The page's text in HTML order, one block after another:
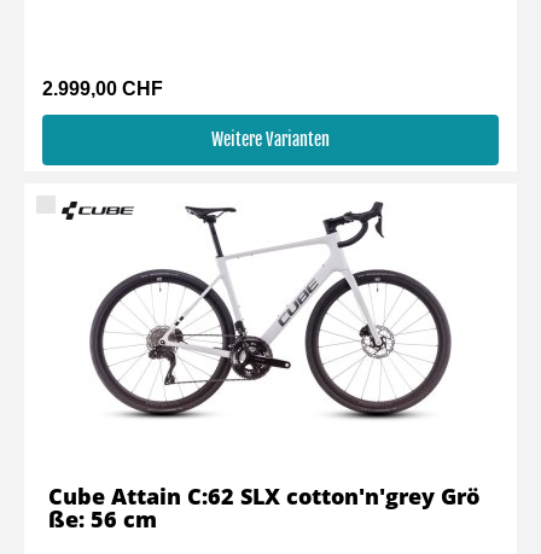
2.999,00 CHF
Weitere Varianten
Cube Attain C:62 SLX cotton'n'grey Grö
ße: 56 cm